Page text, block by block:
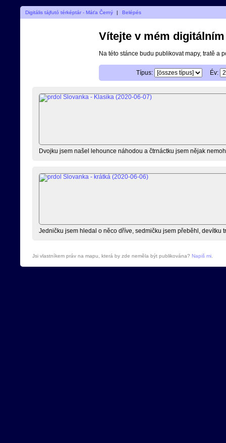
Digitális tájfutó térképtár - Máťa Černý | Belépés
Vítejte v mém
Na této stánce budu publikovat mapy, tratě a
Típus: Év:
Dvojku jsem našel lehounce náhodou a čtrnáctku jsem nějak
Jedničku jsem hledal o něco dříve, sedmičku jsem přeběhl, devítku
Jsi vlastníkem práv na mapu, která by zde neměla být publikována? Napiš mi.